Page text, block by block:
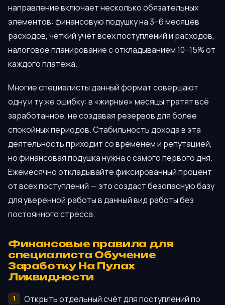
направление включает несколько обязательных
элементов: финансовую подушку на 3–6 месяцев
расходов, чёткий учёт всех поступлений и расходов,
налоговое планирование с откладыванием 10–15% от
каждого платежа.
Многие специалисты данный формат совершают
одну и ту же ошибку: в «жирные» месяцы тратят всё
заработанное, не создавая резервов для более
спокойных периодов. Стабильность дохода в эта
деятельность приходит со временем и репутацией,
но финансовая подушка нужна с самого первого дня.
Ежемесячно откладывайте фиксированный процент
от всех поступлений — это создаст безопасную базу
для уверенной работы в данный вид работы без
постоянного стресса.
Финансовые правила для
специалиста Обучение
Заработку На Пулах
Ликвидности
Открыть отдельный счёт для поступлений по